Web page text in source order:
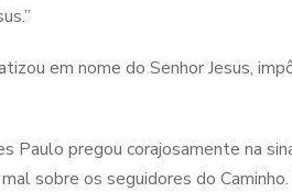
em nome do Senhor Jesus,
Paulo pregou corajosamente na
sobre os seguidores do